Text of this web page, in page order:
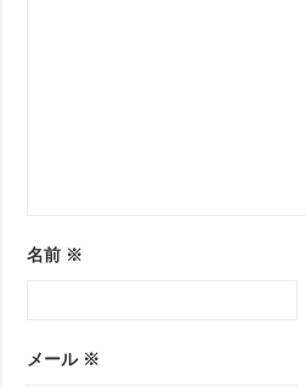
名前 ※
メール ※